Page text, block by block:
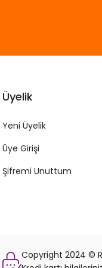
Üyelik
Yeni Üyelik
Üye Girişi
Şifremi Unuttum
Copyright 2024 ©